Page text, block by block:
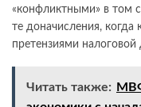
«конфликтными» в том
те доначисления, когда
претензиями налоговой
Читать также: